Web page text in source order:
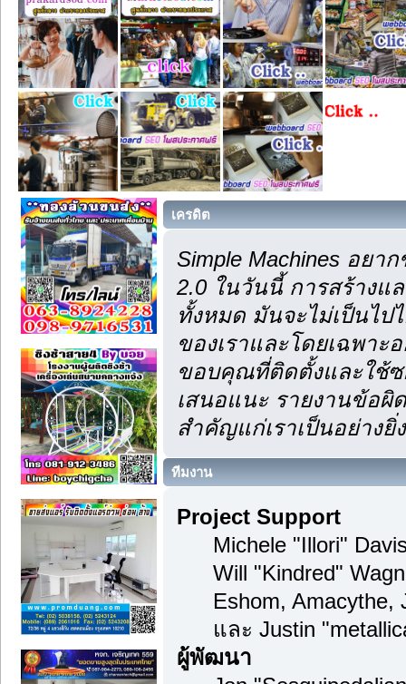
เครดิต
Simple Machines อย
2.0 ในวันนี้ การสร้างแ
ทั้งหมด มันจะไม่เป็นไป
ของเราและโดยเฉพาะ
ขอบคุณที่ติดตั้งและใช้ซ
เสนอแนะ รายงานข้อผิ
สำคัญแก่เราเป็นอย่างยิ่ง
ทีมงาน
Project Support
Michele "Illori"
Will "Kindred"
Eshom, Amacythe,
และ Justin
ผู้พัฒนา